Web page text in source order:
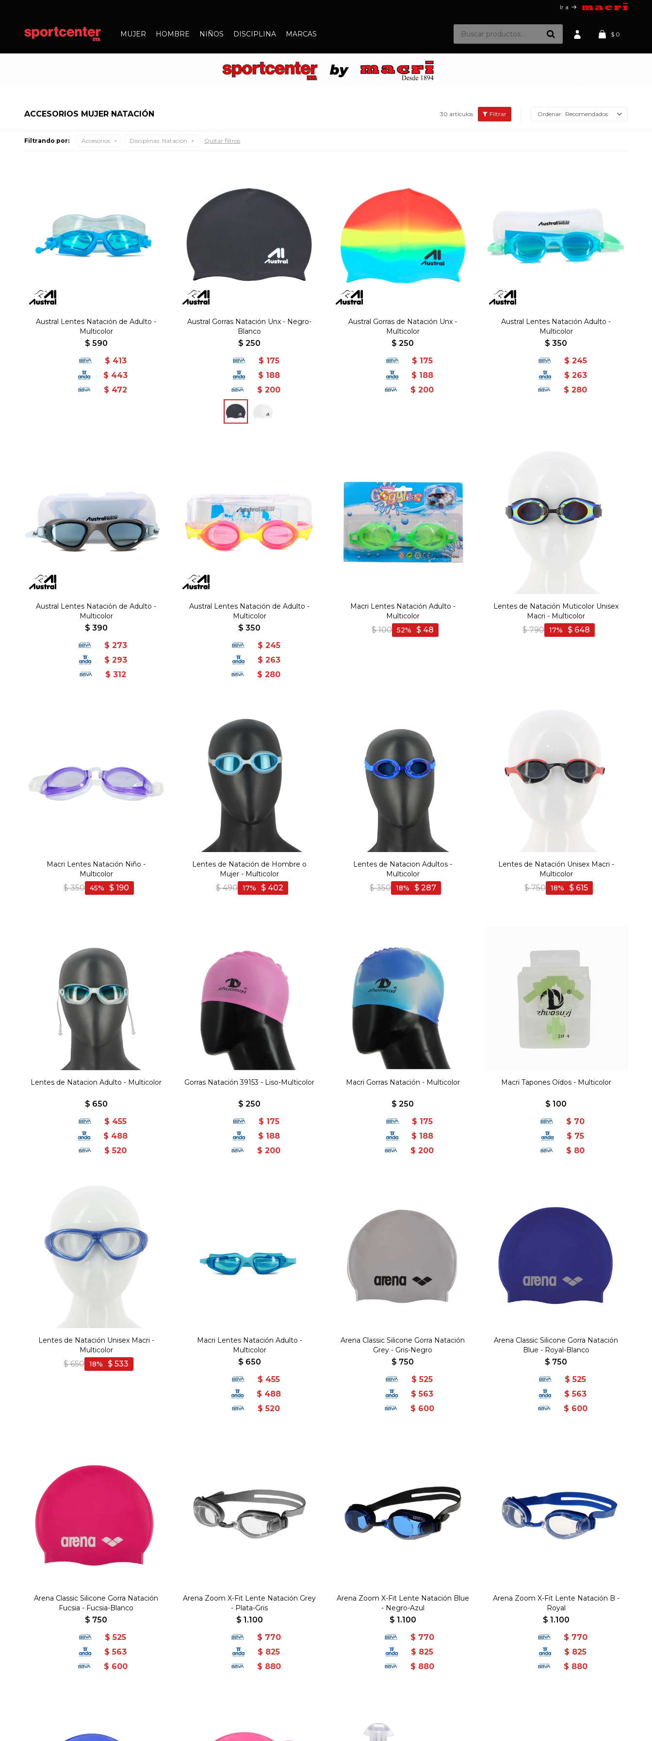
MUJER HOMBRE NIÑOS DISCIPLINA MARCAS $ 0
Ir a
ACCESORIOS MUJER NATACIÓN 30 artículos Recomendados
Filtrando por: Accesorios Disciplinas: Natación Quitar filtros
Austral Lentes Natación de Adulto -
Multicolor
$ 590
$ 413
$ 443
$ 472
Austral Gorras Natación Unx - Negro-
Blanco
$ 250
$ 175
$ 188
$ 200
Austral Gorras de Natación Unx -
Multicolor
$ 250
$ 175
$ 188
$ 200
Austral Lentes Natación Adulto -
Multicolor
$ 350
$ 245
$ 263
$ 280
Austral Lentes Natación de Adulto -
Multicolor
$ 390
$ 273
$ 293
$ 312
Austral Lentes Natación de Adulto -
Multicolor
$ 350
$ 245
$ 263
$ 280
Macri Lentes Natación Adulto -
Multicolor
$ 100 $ 48
52
Lentes de Natación Muticolor Unisex
Macri - Multicolor
$ 790 $ 648
17
Macri Lentes Natación Niño -
Multicolor
$ 350 $ 190
45
Lentes de Natación de Hombre o
Mujer - Multicolor
$ 490 $ 402
17
Lentes de Natacion Adultos -
Multicolor
$ 350 $ 287
18
Lentes de Natación Unisex Macri -
Multicolor
$ 750 $ 615
18
Lentes de Natacion Adulto - Multicolor
$ 650
$ 455
$ 488
$ 520
Gorras Natación 39153 - Liso-Multicolor
$ 250
$ 175
$ 188
$ 200
Macri Gorras Natación - Multicolor
$ 250
$ 175
$ 188
$ 200
Macri Tapones Oídos - Multicolor
$ 100
$ 70
$ 75
$ 80
Lentes de Natación Unisex Macri -
Multicolor
$ 650 $ 533
18
Macri Lentes Natación Adulto -
Multicolor
$ 650
$ 455
$ 488
$ 520
Arena Classic Silicone Gorra Natación
Grey - Gris-Negro
$ 750
$ 525
$ 563
$ 600
Arena Classic Silicone Gorra Natación
Blue - Royal-Blanco
$ 750
$ 525
$ 563
$ 600
Arena Classic Silicone Gorra Natación
Fucsia - Fucsia-Blanco
$ 750
$ 525
$ 563
$ 600
Arena Zoom X-Fit Lente Natación Grey
- Plata-Gris
$ 1.100
$ 770
$ 825
$ 880
Arena Zoom X-Fit Lente Natación Blue
- Negro-Azul
$ 1.100
$ 770
$ 825
$ 880
Arena Zoom X-Fit Lente Natación B -
Royal
$ 1.100
$ 770
$ 825
$ 880